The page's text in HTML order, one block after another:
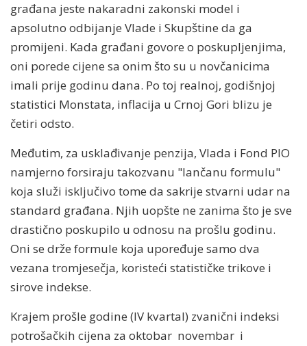
građana jeste nakaradni zakonski model i
apsolutno odbijanje Vlade i Skupštine da ga
promijeni. Kada građani govore o poskupljenjima,
oni porede cijene sa onim što su u novčanicima
imali prije godinu dana. Po toj realnoj, godišnjoj
statistici Monstata, inflacija u Crnoj Gori blizu je
četiri odsto.
Međutim, za usklađivanje penzija, Vlada i Fond PIO
namjerno forsiraju takozvanu "lančanu formulu"
koja služi isključivo tome da sakrije stvarni udar na
standard građana. Njih uopšte ne zanima što je sve
drastično poskupilo u odnosu na prošlu godinu.
Oni se drže formule koja upoređuje samo dva
vezana tromjesečja, koristeći statističke trikove i
sirove indekse.
Krajem prošle godine (IV kvartal) zvanični indeksi
potrošačkih cijena za oktobar novembar i